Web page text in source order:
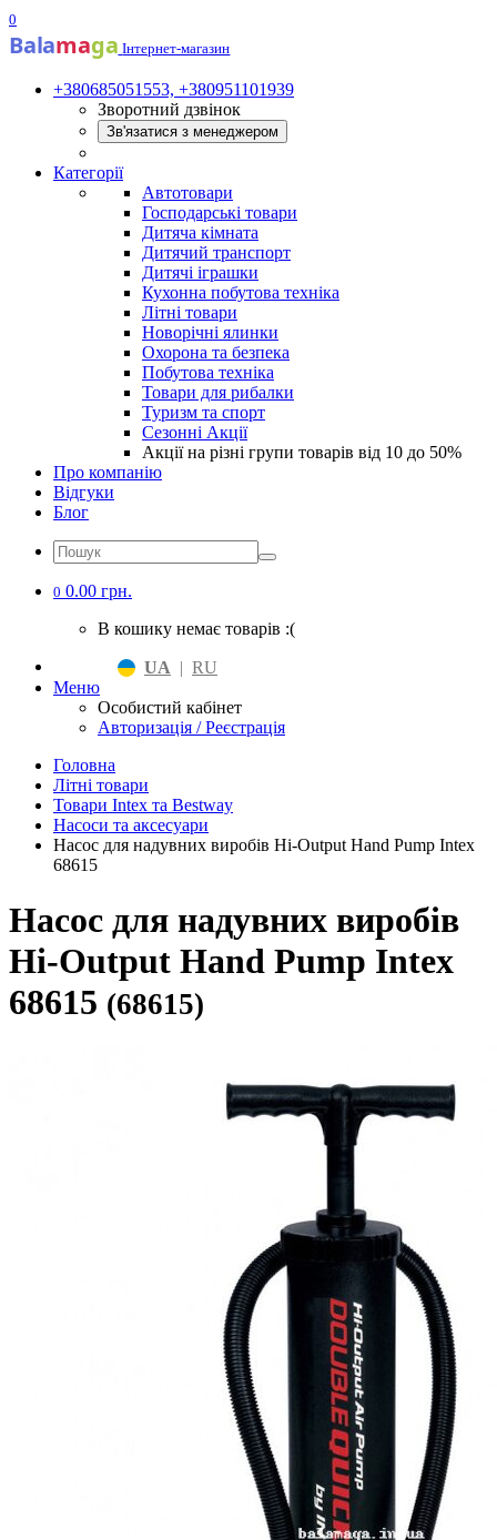
0
Balamaga Інтернет-магазин
+380685051553, +380951101939
Зворотний дзвінок
Зв'язатися з менеджером
Категорії
Автотовари
Господарські товари
Дитяча кімната
Дитячий транспорт
Дитячі іграшки
Кухонна побутова техніка
Літні товари
Новорічні ялинки
Охорона та безпека
Побутова техніка
Товари для рибалки
Туризм та спорт
Сезонні Акції
Акції на різні групи товарів від 10 до 50%
Про компанію
Відгуки
Блог
0 0.00 грн.
В кошику немає товарів :(
UA | RU
Меню
Особистий кабінет
Авторизація / Реєстрація
Головна
Літні товари
Товари Intex та Bestway
Насоси та аксесуари
Насос для надувних виробів Hi-Output Hand Pump Intex
68615
Насос для надувних виробів
Hi-Output Hand Pump Intex
68615 (68615)